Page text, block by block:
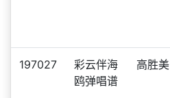
197027
彩云伴海
鸥弹唱谱
高胜美